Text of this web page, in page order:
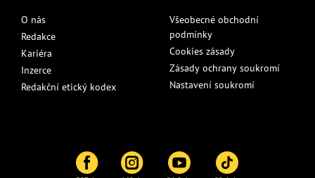
O nás
Redakce
Kariéra
Inzerce
Redakční etický kodex
Všeobecné obchodní
podmínky
Cookies zásady
Zásady ochrany soukromí
Nastavení soukromí